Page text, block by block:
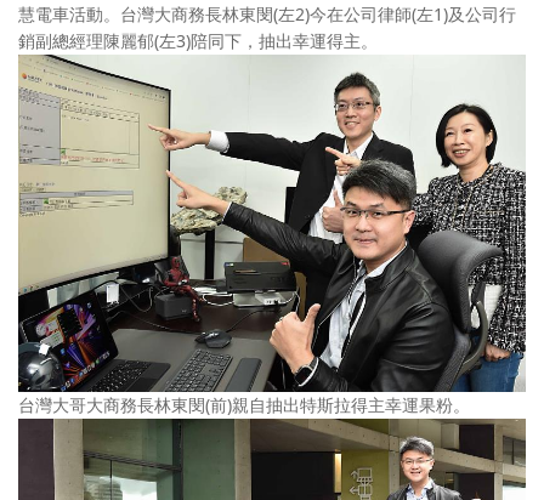
慧電車活動。台灣大商務長林東閔(左2)今在公司律師(左1)及公司行
銷副總經理陳麗郁(左3)陪同下，抽出幸運得主。
台灣大哥大商務長林東閔(前)親自抽出特斯拉得主幸運果粉。